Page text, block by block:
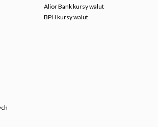
Alior Bank kursy walut
BPH kursy walut